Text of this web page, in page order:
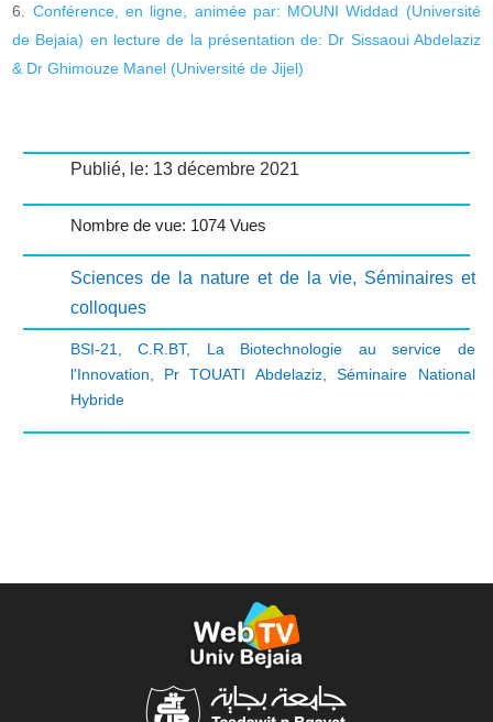
Conférence, en ligne, animée par: MOUNI Widdad (Université
de Bejaia) en lecture de la présentation de: Dr Sissaoui Abdelaziz
& Dr Ghimouze Manel (Université de Jijel)
Publié, le: 13 décembre 2021
Nombre de vue: 1074 Vues
Sciences de la nature et de la vie, Séminaires et
colloques
BSI-21 C.R.BT, La Biotechnologie au service de
l'Innovation
Pr TOUATI Abdelaziz,Séminaire National
Hybride